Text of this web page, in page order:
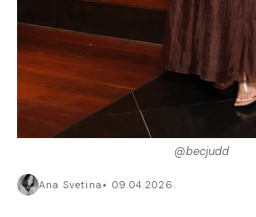
@becjudd
Ana Svetina 09.04.2026.